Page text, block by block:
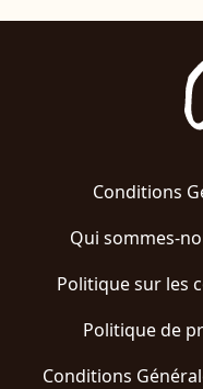
Conditions
Qui sommes-
Politique sur les
Politique de
Conditions